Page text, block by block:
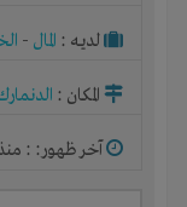
لديـه : المال -
المكان :
آخر ظهور: : منذ 2